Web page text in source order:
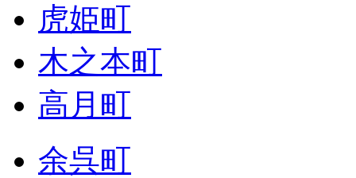
虎姫町
木之本町
高月町
余呉町